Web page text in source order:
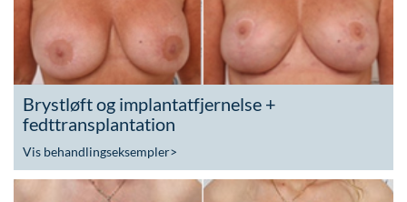
Brystløft og implantatfjernelse +
fedttransplantation
Vis behandlingseksempler>